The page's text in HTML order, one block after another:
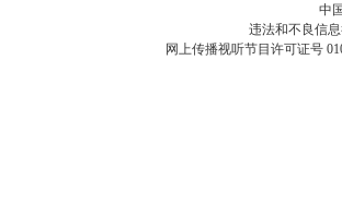
中
违法和不良信
网上传播视听节目许可证号